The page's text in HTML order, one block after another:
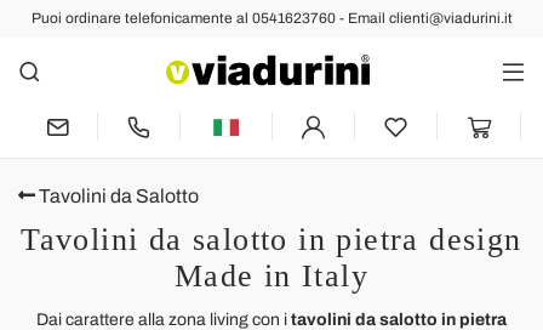
Puoi ordinare telefonicamente al 0541623760 - Email clienti@viadurini.it
Tavolini da Salotto
Tavolini da salotto in pietra design
Made in Italy
Dai carattere alla zona living con i tavolini da salotto in pietra